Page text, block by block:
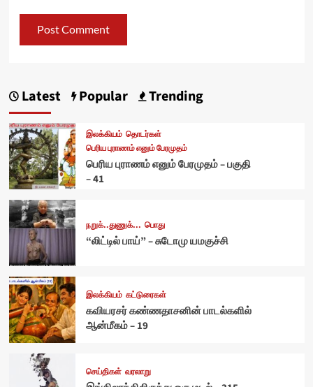
Latest Popular Trending
இலக்கியம் தொடர்கள்
பெரிய புராணம் எனும் பேரமுதம்
பெரிய புராணம் எனும் பேரமுதம் – பகுதி
– 41
நறுக்..துணுக்... பொது
“லிட்டில் பாய்” – சுடோமு யமகுச்சி
இலக்கியம் கட்டுரைகள்
கவியரசர் கண்ணதாசனின் பாடல்களில்
ஆன்மீகம் – 19
செய்திகள் வரலாறு